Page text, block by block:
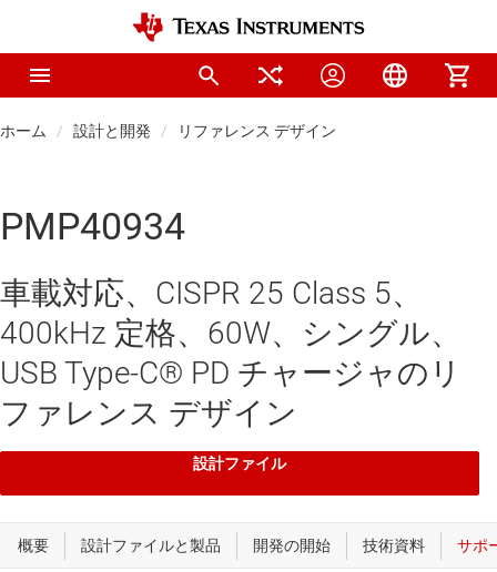
ホーム 設計と開発 リファレンス デザイン
PMP40934
車載対応、CISPR 25 Class 5、
400kHz 定格、60W、シングル、
USB Type-C® PD チャージャのリ
ファレンス デザイン
設計ファイル